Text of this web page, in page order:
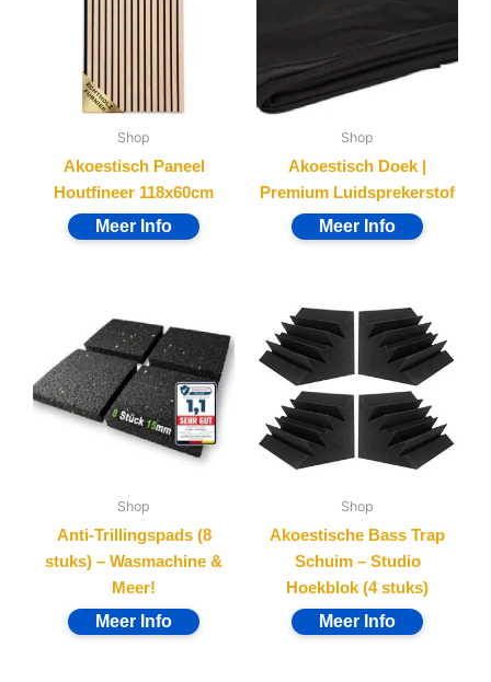
Shop
Akoestisch Paneel
Houtfineer 118x60cm
Shop
Akoestisch Doek |
Premium Luidsprekerstof
Shop
Anti-Trillingspads (8
stuks) – Wasmachine &
Meer!
Shop
Akoestische Bass Trap
Schuim – Studio
Hoekblok (4 stuks)